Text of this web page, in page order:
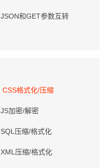
JSON和GET参数互转
CSS格式化/压缩
JS加密/解密
SQL压缩/格式化
XML压缩/格式化